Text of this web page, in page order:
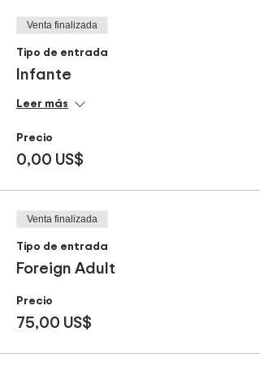
Venta finalizada
Tipo de entrada
Infante
Leer más
Precio
0,00 US$
Venta finalizada
Tipo de entrada
Foreign Adult
Precio
75,00 US$